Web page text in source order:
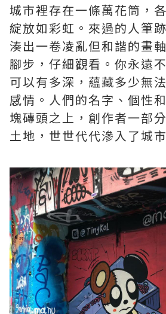
城市裡存在一條萬花筒，
綻放如彩虹。來過的人筆
湊出一卷凌亂但和諧的畫
腳步，仔細觀看。你永遠
可以有多深，蘊藏多少無
感情。人們的名字、個性
塊磚頭之上，創作者一部
土地，世世代代滲入了城